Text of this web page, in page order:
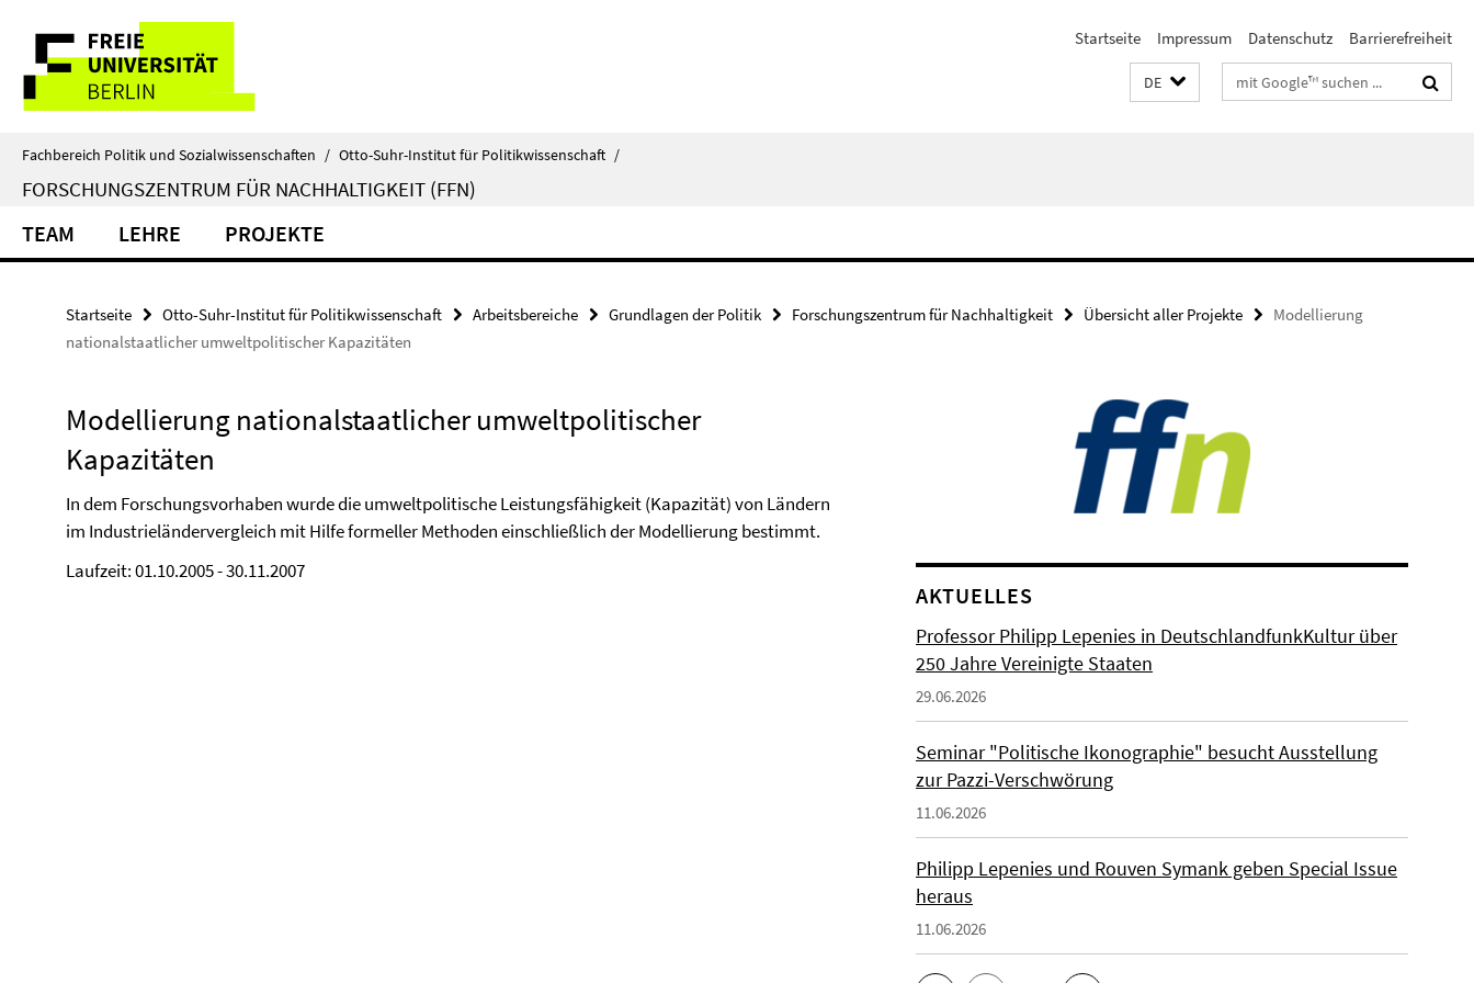
direkt
Inhalt
Service-
Navigation
Startseite Impressum Datenschutz Barrierefreiheit
DE Suchbegriffe
Fachbereich Politik und Sozialwissenschaften / Otto-Suhr-Institut für Politikwissenschaft /
FORSCHUNGSZENTRUM FÜR NACHHALTIGKEIT (FFN)
TEAM LEHRE PROJEKTE
Startseite Otto-Suhr-Institut für Politikwissenschaft Arbeitsbereiche Grundlagen der Politik Forschungszentrum für Nachhaltigkeit Übersicht aller Projekte
Modellierung
nationalstaatlicher umweltpolitischer Kapazitäten
Modellierung nationalstaatlicher umweltpolitischer
Kapazitäten
In dem Forschungsvorhaben wurde die umweltpolitische Leistungsfähigkeit (Kapazität) von Ländern
im Industrieländervergleich mit Hilfe formeller Methoden einschließlich der Modellierung bestimmt.
Laufzeit: 01.10.2005 - 30.11.2007
AKTUELLES
Professor Philipp Lepenies in DeutschlandfunkKultur über
250 Jahre Vereinigte Staaten
29.06.2026
Seminar "Politische Ikonographie" besucht Ausstellung
zur Pazzi-Verschwörung
11.06.2026
Philipp Lepenies und Rouven Symank geben Special Issue
heraus
11.06.2026